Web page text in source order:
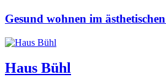
Gesund wohnen im
Haus Bühl